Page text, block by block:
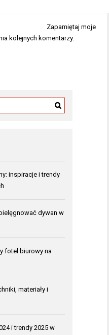
Zapamiętaj moje
kolejnych komentarzy.
inspiracje i trendy
dywan w
fotel biurowy na
materiały i
i trendy 2025 w